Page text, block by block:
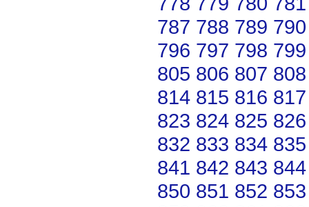
787 788 789 790
796 797 798 799
805 806 807 808
814 815 816 817
823 824 825 826
832 833 834 835
841 842 843 844
850 851 852 853